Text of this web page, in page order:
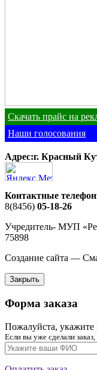
Скачать прайс на
Наши голосования
Адрес:г. Красный
Контактные
8(8456) 05-18-26
Учредитель- МУП
75898
Создание сайта —
Закрыть
Форма заказа
Пожалуйста, укажите
Если вы уже сделали